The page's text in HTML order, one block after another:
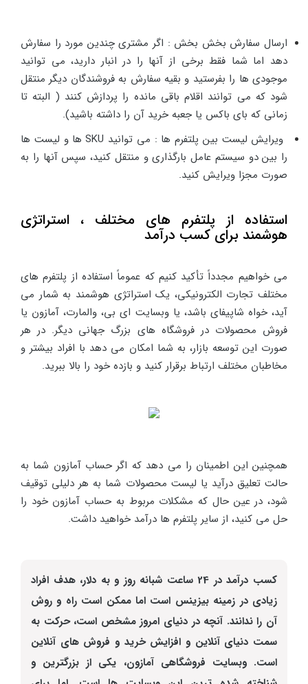
ارسال سفارش بخش بخش : اگر مشتری چندین مورد را سفارش
دهد اما شما فقط برخی از آنها را در انبار دارید، می توانید
موجودی ها را بفرستید و بقیه سفارش به فروشندگان دیگر منتقل
شود که می توانند اقلام باقی مانده را پردازش کنند ( البته تا
زمانی که بای باکس یا جعبه خرید آن را داشته باشید).
ویرایش لیست بین پلتفرم ها : می توانید SKU ها و لیست ها
را بین دو سیستم عامل بارگذاری و منتقل کنید، سپس آنها را به
صورت مجزا ویرایش کنید.
استفاده از پلتفرم های مختلف ، استراتژی
هوشمند برای کسب درآمد
می خواهیم مجدداً تأکید کنیم که عموماً استفاده از پلتفرم های
مختلف تجارت الکترونیکی، یک استراتژی هوشمند به شمار می
آید، خواه شاپیفای باشد، یا وبسایت ای بی، والمارت، آمازون یا
فروش محصولات در فروشگاه های بزرگ جهانی دیگر. در هر
صورت این توسعه بازار، به شما امکان می دهد با افراد بیشتر و
مخاطبان مختلف ارتباط برقرار کنید و بازده خود را بالا ببرید.
همچنین این اطمینان را می دهد که اگر حساب آمازون شما به
حالت تعلیق درآید یا لیست محصولات شما به هر دلیلی توقیف
شود، در عین حال که مشکلات مربوط به حساب آمازون خود را
حل می کنید، از سایر پلتفرم ها درآمد خواهید داشت.
کسب درآمد در 24 ساعت شبانه روز و به دلار، هدف افراد
زیادی در زمینه بیزینس است اما ممکن است راه و روش
آن را ندانند. آنچه در دنیای امروز مشخص است، حرکت به
سمت دنیای آنلاین و افزایش خرید و فروش های آنلاین
است. وبسایت فروشگاهی آمازون، یکی از بزرگترین و